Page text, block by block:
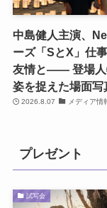
中島健人主演、
ーズ「SとX」仕事
友情と―― 登場人
姿を捉えた場面写
2026.8.07 メディア情
プレゼント
試写会